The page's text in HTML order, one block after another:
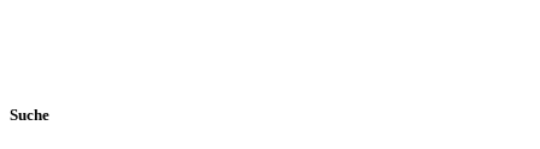
Suche